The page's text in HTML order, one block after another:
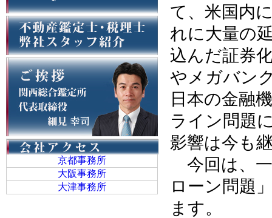
京都事務所
大阪事務所
大津事務所
て、米国内
れに大量の
込んだ証券
やメガバン
日本の金融
ライン問題
影響は今も
今回は、
ローン問題
ます。